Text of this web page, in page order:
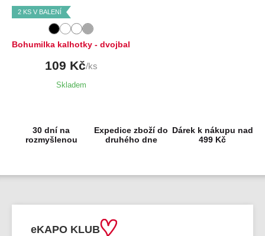
2 KS V BALENÍ
Bohumilka kalhotky - dvojbal
109 Kč/ks
Skladem
30 dní na
rozmyšlenou
Expedice zboží do
druhého dne
Dárek k nákupu nad
499 Kč
eKAPO KLUB